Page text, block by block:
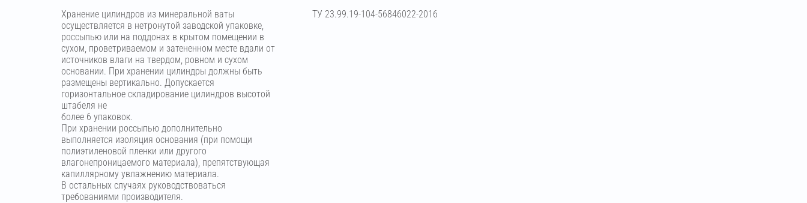
Хранение цилиндров из минеральной ваты
осуществляется в нетронутой заводской упаковке,
россыпью или на поддонах в крытом помещении в
сухом, проветриваемом и затененном месте вдали от
источников влаги на твердом, ровном и сухом
основании. При хранении цилиндры должны быть
размещены вертикально. Допускается
горизонтальное складирование цилиндров высотой
штабеля не
более 6 упаковок.
При хранении россыпью дополнительно
выполняется изоляция основания (при помощи
полиэтиленовой пленки или другого
влагонепроницаемого материала), препятствующая
капиллярному увлажнению материала.
В остальных случаях руководствоваться
требованиями производителя.
ТУ 23.99.19-104-56846022-2016